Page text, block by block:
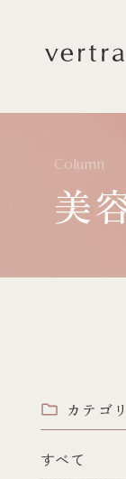
Column
美
カテゴ
すべて